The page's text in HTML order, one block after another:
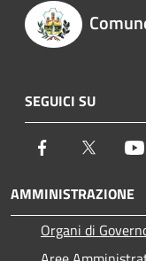
SEGUICI SU
Facebook Twitter
AMMINISTRAZIONE
Organi di